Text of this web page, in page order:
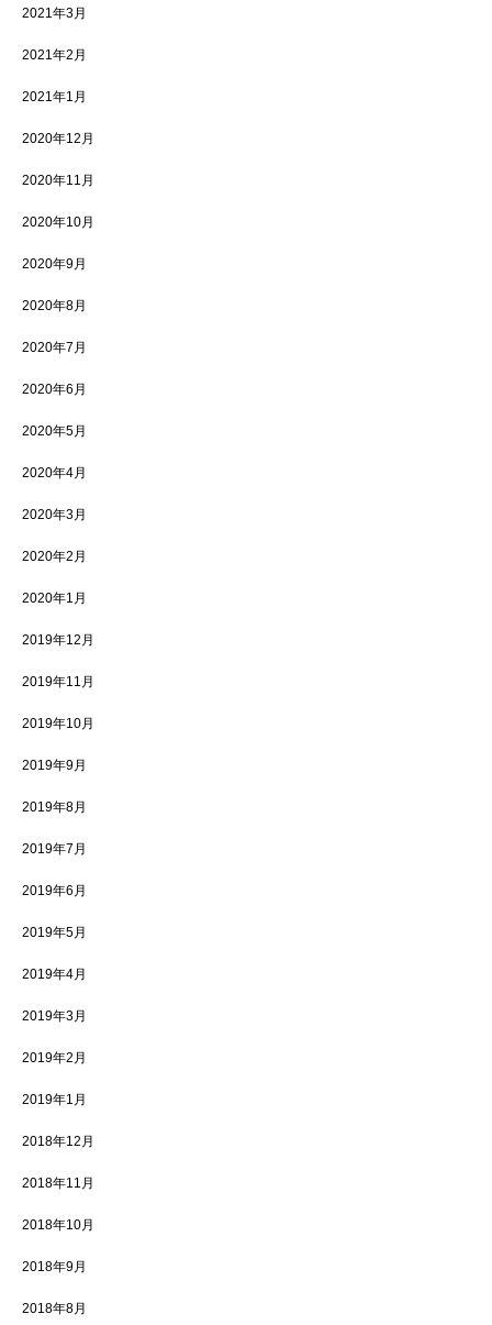
2021年3月
2021年2月
2021年1月
2020年12月
2020年11月
2020年10月
2020年9月
2020年8月
2020年7月
2020年6月
2020年5月
2020年4月
2020年3月
2020年2月
2020年1月
2019年12月
2019年11月
2019年10月
2019年9月
2019年8月
2019年7月
2019年6月
2019年5月
2019年4月
2019年3月
2019年2月
2019年1月
2018年12月
2018年11月
2018年10月
2018年9月
2018年8月